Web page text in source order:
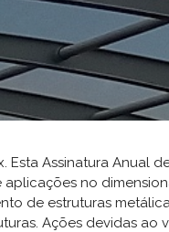
Esta Assinatura Anual
aplicações no
de estruturas
Ações devidas